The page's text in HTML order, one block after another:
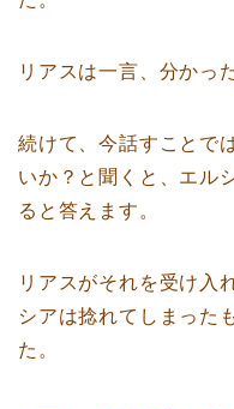
リアスは一言、分かっ
続けて、今話すことで
いか？と聞くと、エル
ると答えます。
リアスがそれを受け入
シアは捻れてしまった
た。